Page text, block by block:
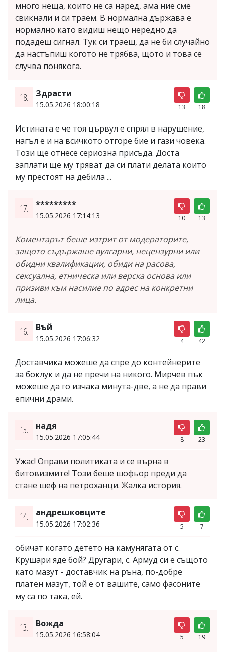
много неща, които не са наред, ама ние сме
свикнали и си траем. В нормална държава е
нормално като видиш нещо нередно да
подадеш сигнал. Тук си траеш, да не би случайно
да настъпиш когото не трябва, щото и това се
случва понякога.
18. Здрасти
15.05.2026 18:00:18 13 18
Истината е че тоя цървул е спрял в нарушение,
нагъл е и на всичкото отгоре бие и гази човека.
Този ще отнесе сериозна присъда. Доста
заплати ще му тряват да си плати делата които
му престоят на дебила ...
17. *********
15.05.2026 17:14:13 10 13
Коментарът беше изтрит от модераторите,
защото съдържаше вулгарни, нецензурни или
обидни квалификации, обиди на расова,
сексуална, етническа или верска основа или
призиви към насилие по адрес на конкретни
лица.
16. Въй
15.05.2026 17:06:32 4 42
Доставчика можеше да спре до контейнерите
за боклук и да не пречи на никого. Мирчев пък
можеше да го изчака минута-две, а не да прави
епични драми.
15. надя
15.05.2026 17:05:44 8 23
Ужас! Оправи политиката и се върна в
битовизмите! Този беше шофьор преди да
стане шеф на петроханци. Жалка история.
14. андрешковците
15.05.2026 17:02:36 5 7
обичат когато детето на камунягата от с.
Крушари яде бой? Другари, с. Армуд си е същото
като мазут - доставчик на ръна, по-добре
платен мазут, той е от вашите, само фасоните
му са по така, ей.
13. Вожда
15.05.2026 16:58:04 5 19